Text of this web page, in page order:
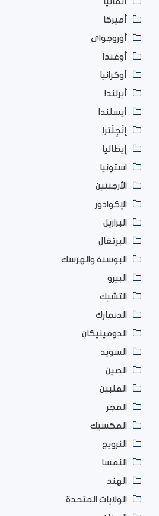
أميركا
أوروجواى
أوغندا
أوكرانيا
أيرلندا
أيسلندا
إنْجِلْترا
إيطاليا
استونيا
الأرجنتين
الإكوادور
البرازيل
البرتغال
البوسنة والهرسك
البيرو
التشيك
الدنمارك
الدومينيكان
السويد
الصين
الفلبين
المجر
المكسيك
النرويج
النمسا
الهند
الولايات المتحدة